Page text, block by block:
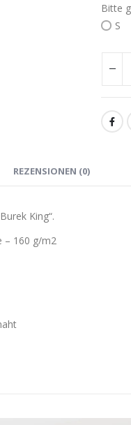
Bitte
S
REZENSIONEN (0)
King“.
– 160 g/m2